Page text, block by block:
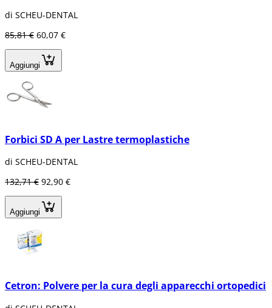
di SCHEU-DENTAL
85,81 € 60,07 €
Aggiungi
Forbici SD A per Lastre termoplastiche
di SCHEU-DENTAL
132,71 € 92,90 €
Aggiungi
Cetron: Polvere per la cura degli apparecchi ortopedici